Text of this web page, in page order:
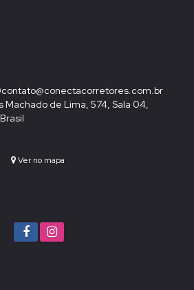
contato@conectacorretores.com.br
Machado de Lima 574 Sala 04
Brasil
Ver no mapa